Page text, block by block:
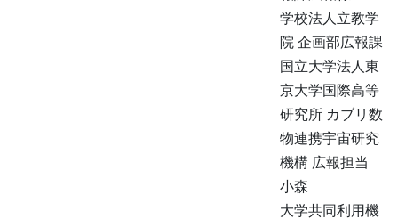
学校法人立教学
院 企画部広報課
国立大学法人東
京大学国際高等
研究所 カブリ数
物連携宇宙研究
機構 広報担当
小森
大学共同利用機